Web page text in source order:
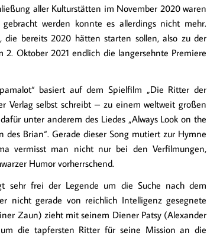
aller Kulturstätten im November 2020 waren
werden konnte es allerdings nicht mehr.
die bereits 2020 hätten starten sollen, also zu der
Oktober 2021 endlich die langersehnte Premiere
basiert auf dem Spielfilm „Die Ritter der
Verlag selbst schreibt – zu einem weltweit großen
unter anderem des Liedes „Always Look on the
Brian“. Gerade dieser Song mutiert zur Hymne
vermisst man nicht nur bei den Verfilmungen,
Humor vorherrschend.
sehr frei der Legende um die Suche nach dem
nicht gerade von reichlich Intelligenz gesegnete
Zaun) zieht mit seinem Diener Patsy (Alexander
die tapfersten Ritter für seine Mission an die